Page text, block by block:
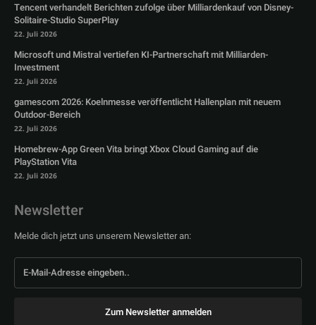
Tencent verhandelt Berichten zufolge über Milliardenkauf von Disney-
Solitaire-Studio SuperPlay
22. Juli 2026
Microsoft und Mistral vertiefen KI-Partnerschaft mit Milliarden-
Investment
22. Juli 2026
gamescom 2026: Koelnmesse veröffentlicht Hallenplan mit neuem
Outdoor-Bereich
22. Juli 2026
Homebrew-App Green Vita bringt Xbox Cloud Gaming auf die
PlayStation Vita
22. Juli 2026
Newsletter
Melde dich jetzt uns unserem Newsletter an:
Zum Newsletter anmelden